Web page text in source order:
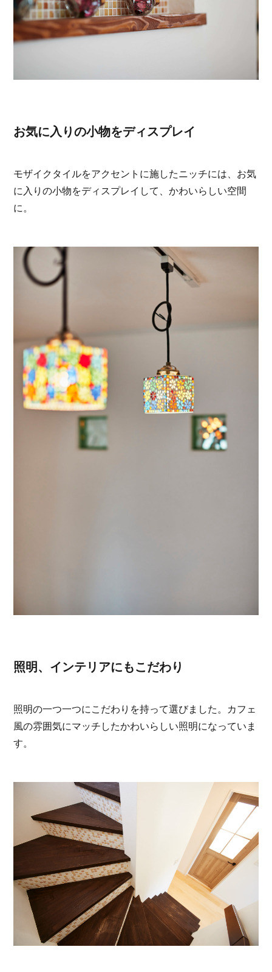
お気に入りの小物をディスプレイ
モザイクタイルをアクセントに施したニッチには、お気
に入りの小物をディスプレイして、かわいらしい空間
に。
照明、インテリアにもこだわり
照明の一つ一つにこだわりを持って選びました。カフェ
風の雰囲気にマッチしたかわいらしい照明になっていま
す。